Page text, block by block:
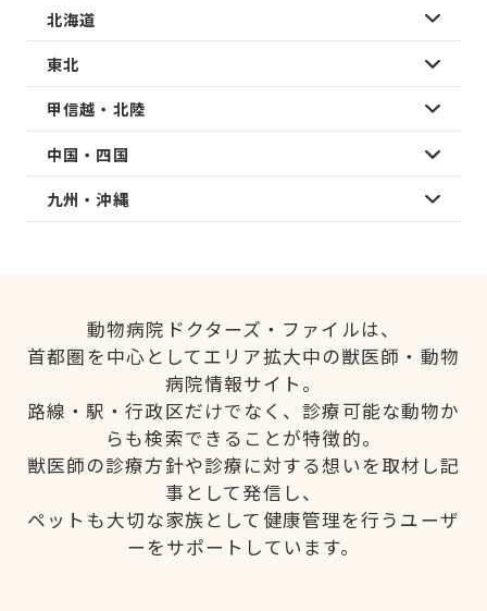
北海道
東北
甲信越・北陸
中国・四国
九州・沖縄
動物病院ドクターズ・ファイルは、
首都圏を中心としてエリア拡大中の獣医師・動物
病院情報サイト。
路線・駅・行政区だけでなく、診療可能な動物か
らも検索できることが特徴的。
獣医師の診療方針や診療に対する想いを取材し記
事として発信し、
ペットも大切な家族として健康管理を行うユーザ
ーをサポートしています。